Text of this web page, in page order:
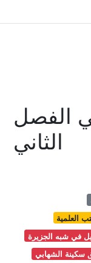
الفصل
الثاني
في شبه الجزيرة
سكينة الشهابي